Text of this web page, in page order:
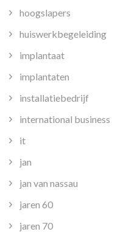
hoogslapers
huiswerkbegeleiding
implantaat
implantaten
installatiebedrijf
international business
it
jan
jan van nassau
jaren 60
jaren 70